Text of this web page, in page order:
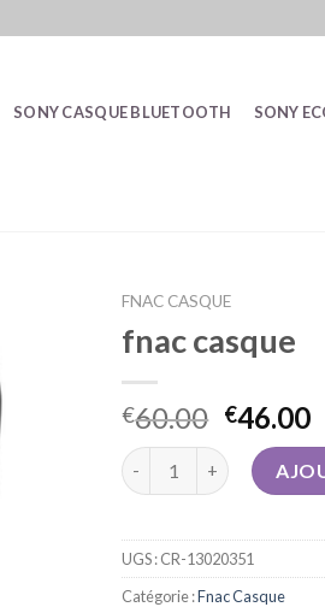
SONY CASQUE BLUETOOTH SONY
FNAC CASQUE
fnac casque
€60.00 €46.00
quantité de fnac casque
UGS :CR-13020351
Catégorie :Fnac Casque